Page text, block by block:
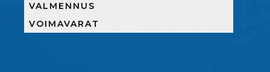
VALMENNUS
VOIMAVARAT